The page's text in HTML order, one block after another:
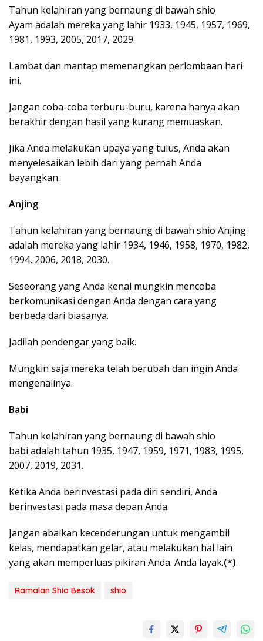
Tahun kelahiran yang bernaung di bawah shio
Ayam adalah mereka yang lahir 1933, 1945, 1957, 1969,
1981, 1993, 2005, 2017, 2029.
Lambat dan mantap memenangkan perlombaan hari
ini.
Jangan coba-coba terburu-buru, karena hanya akan
berakhir dengan hasil yang kurang memuaskan.
Jika Anda melakukan upaya yang tulus, Anda akan
menyelesaikan lebih dari yang pernah Anda
bayangkan.
Anjing
Tahun kelahiran yang bernaung di bawah shio Anjing
adalah mereka yang lahir 1934, 1946, 1958, 1970, 1982,
1994, 2006, 2018, 2030.
Seseorang yang Anda kenal mungkin mencoba
berkomunikasi dengan Anda dengan cara yang
berbeda dari biasanya.
Jadilah pendengar yang baik.
Mungkin saja mereka telah berubah dan ingin Anda
mengenalinya.
Babi
Tahun kelahiran yang bernaung di bawah shio
babi adalah tahun 1935, 1947, 1959, 1971, 1983, 1995,
2007, 2019, 2031.
Ketika Anda berinvestasi pada diri sendiri, Anda
berinvestasi pada masa depan Anda.
Jangan abaikan kecenderungan untuk mengambil
kelas, mendapatkan gelar, atau melakukan hal lain
yang akan memperluas pikiran Anda. Anda layak.(*)
Ramalan Shio Besok shio